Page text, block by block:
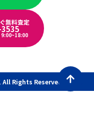
無料査定
9:00~18:00
Rights Reserved.